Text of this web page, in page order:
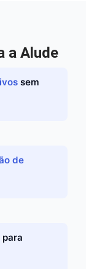
a Alude
sem
de
para